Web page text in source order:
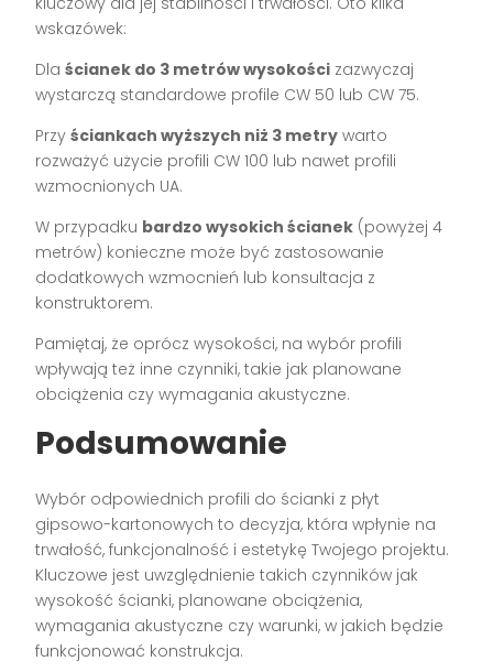
wskazówek:
Dlaścianek do 3 metrów wysokości zazwyczaj
wystarczą standardowe profile CW 50 lub CW 75.
Przyściankach wyższych niż 3 metry warto
rozważyć użycie profili CW 100 lub nawet profili
wzmocnionych UA.
W przypadku bardzo wysokich ścianek (powyżej 4
metrów) konieczne może być zastosowanie
dodatkowych wzmocnień lub konsultacja z
konstruktorem.
Pamiętaj, że oprócz wysokości, na wybór profili
wpływają też inne czynniki, takie jak planowane
obciążenia czy wymagania akustyczne.
Podsumowanie
Wybór odpowiednich profili do ścianki z płyt
gipsowo-kartonowych to decyzja, która wpłynie na
trwałość, funkcjonalność i estetykę Twojego projektu.
Kluczowe jest uwzględnienie takich czynników jak
wysokość ścianki, planowane obciążenia,
wymagania akustyczne czy warunki, w jakich będzie
funkcjonować konstrukcja.